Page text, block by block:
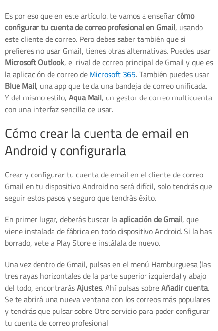
Es por eso que en este artículo, te vamos a enseñarcómo
configurar tu cuenta de correo profesional en Gmail, usando
este cliente de correo. Pero debes saber también que si
prefieres no usar Gmail, tienes otras alternativas. Puedes usar
Microsoft Outlook, el rival de correo principal de Gmail y que es
la aplicación de correo deMicrosoft 365. También puedes usar
Blue Mail, una app que te da una bandeja de correo unificada.
Y del mismo estilo,Aqua Mail, un gestor de correo multicuenta
con una interfaz sencilla de usar.
Cómo crear la cuenta de email en
Android y configurarla
Crear y configurar tu cuenta de email en el cliente de correo
Gmail en tu dispositivo Android no será difícil, solo tendrás que
seguir estos pasos y seguro que tendrás éxito.
En primer lugar, deberás buscar laaplicación de Gmail, que
viene instalada de fábrica en todo dispositivo Android. Si la has
borrado, vete a Play Store e instálala de nuevo.
Una vez dentro de Gmail, pulsas en el menú Hamburguesa (las
tres rayas horizontales de la parte superior izquierda) y abajo
del todo, encontrarásAjustes. Ahí pulsas sobreAñadir cuenta.
Se te abrirá una nueva ventana con los correos más populares
y tendrás que pulsar sobre Otro servicio para poder configurar
tu cuenta de correo profesional.